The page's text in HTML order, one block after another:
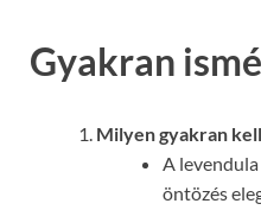
Gyakran
Milyen gyakran
A
öntözés